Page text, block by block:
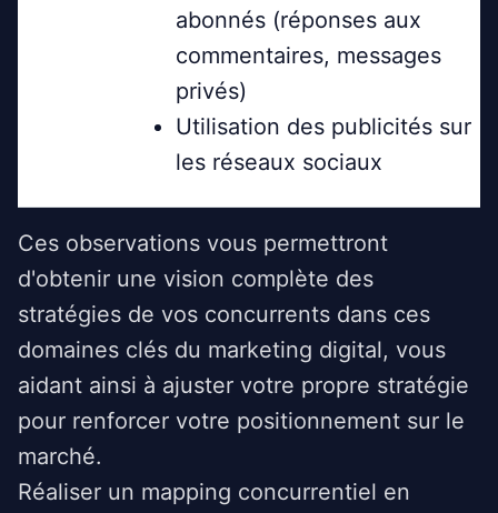
abonnés (réponses aux
commentaires, messages
privés)
Utilisation des publicités sur
les réseaux sociaux
Ces observations vous permettront
d'obtenir une vision complète des
stratégies de vos concurrents dans ces
domaines clés du marketing digital, vous
aidant ainsi à ajuster votre propre stratégie
pour renforcer votre positionnement sur le
marché.
Réaliser un mapping concurrentiel en